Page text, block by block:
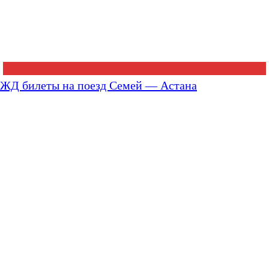
ЖД билеты на поезд Семей — Астана